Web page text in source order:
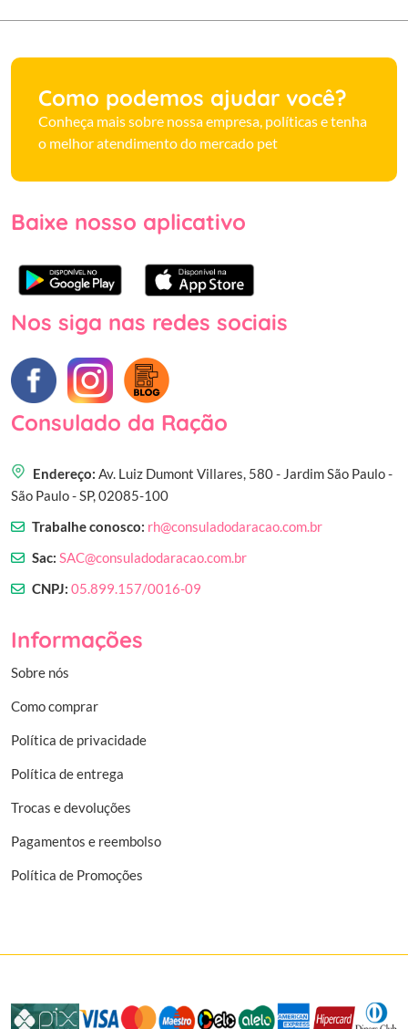
Como podemos ajudar você?
Conheça mais sobre nossa empresa, políticas e tenha
o melhor atendimento do mercado pet
Baixe nosso aplicativo
Nos siga nas redes sociais
Consulado da Ração
Endereço: Av. Luiz Dumont Villares, 580 - Jardim São Paulo -
São Paulo - SP, 02085-100
Trabalhe conosco: rh@consuladodaracao.com.br
Sac: SAC@consuladodaracao.com.br
CNPJ: 05.899.157/0016-09
Informações
Sobre nós
Como comprar
Política de privacidade
Política de entrega
Trocas e devoluções
Pagamentos e reembolso
Política de Promoções